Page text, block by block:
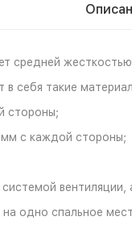
средней
себя такие
стороны;
с каждой стороны;
на одно спальное